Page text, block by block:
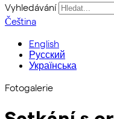
Vyhledávání
Čeština
English
Русский
Українська
Fotogalerie